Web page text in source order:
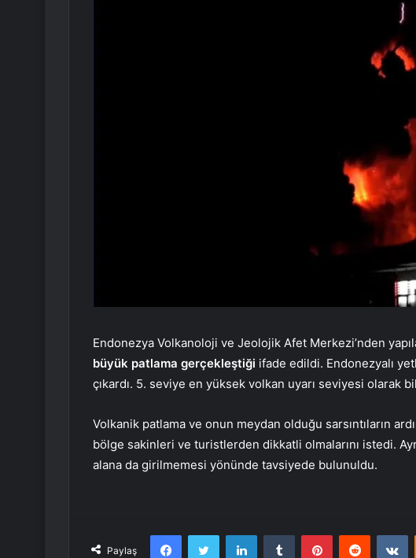
Endonezya Volkanoloji ve Jeolojik Afet Merkezi’nden
büyük patlama gerçekleştiği ifade edildi. Endonezyalı
çıkardı. 5. seviye en yüksek volkan uyarı seviyesi olarak
Volkanik patlama ve onun meydan olduğu sarsıntıların
bölge sakinleri ve turistlerden dikkatli olmalarını istedi.
alana da girilmemesi yönünde tavsiyede bulunuldu.
Paylaş
FacebookTwitter LinkedInTumblr PinterestReddit